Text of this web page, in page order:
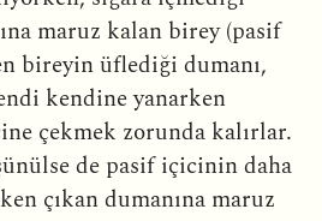
maruz kalan birey (pasif
bireyin üflediği dumanı,
kendine yanarken
çekmek zorunda kalırlar.
de pasif içicinin daha
çıkan dumanına maruz